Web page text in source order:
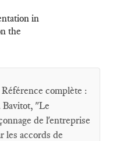
in
the
Référence complète :
Bavitot, "Le
de l'entreprise
les accords de